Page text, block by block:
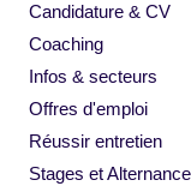
Candidature & CV
Coaching
Infos & secteurs
Offres d'emploi
Réussir entretien
Stages et